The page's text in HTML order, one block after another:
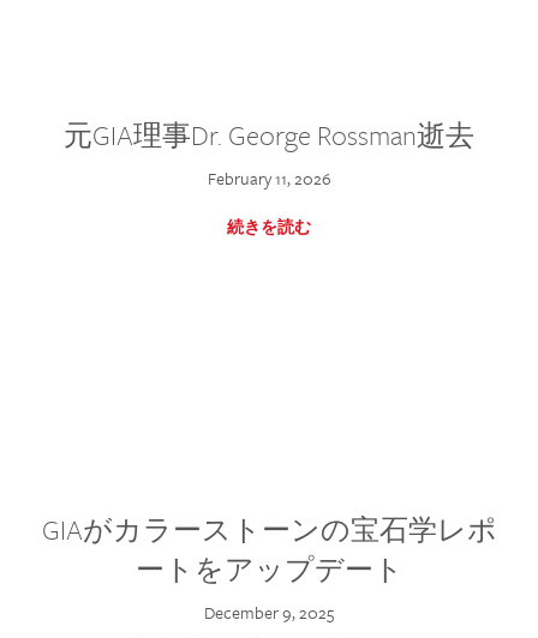
元GIA理事Dr. George Rossman逝去
February 11, 2026
続きを読む
GIAがカラーストーンの宝石学レポ
ートをアップデート
December 9, 2025